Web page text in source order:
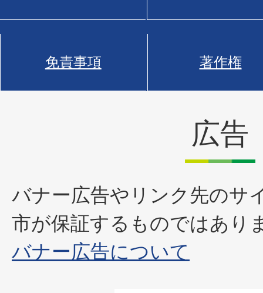
免責事項 著作権
広告
バナー広告やリンク先のサ
市が保証するものではあり
バナー広告について